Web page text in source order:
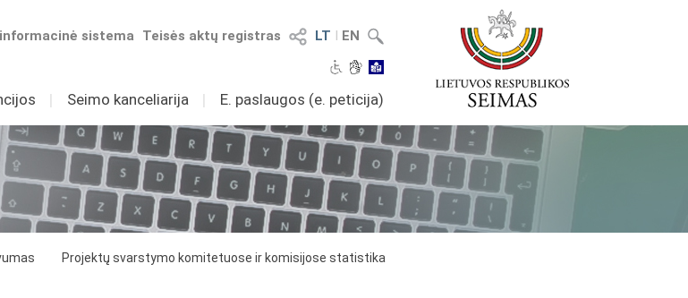
LT I EN
Teisės aktų registras
sistema
I Seimo kanceliarija I E. paslaugos (e. peticija)
Projektų svarstymo komitetuose ir komisijose statistika